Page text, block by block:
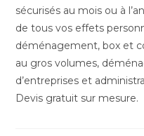
sécurisés au mois ou à
de tous vos effets
déménagement, box et
au gros volumes,
d’entreprises et
Devis gratuit sur mesure.